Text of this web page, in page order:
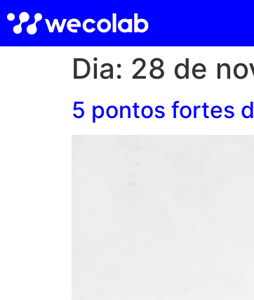
Dia: 28 de
5 pontos fortes